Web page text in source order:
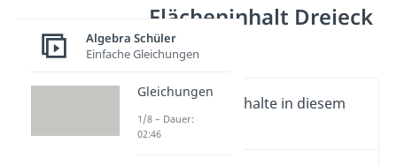
Flächeninhalt Dreieck
Vektoren
Wichtige Inhalte in diesem
Video
Algebra Schüler
Einfache Gleichungen
Gleichungen
1/8 – Dauer:
02:46